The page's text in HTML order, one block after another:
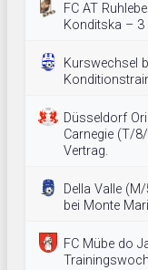
FC AT
Konditska – 3
Kurswechsel
Düsseldorf
Carnegie (T/
Vertrag.
Della Valle
bei Monte
FC Mübe do